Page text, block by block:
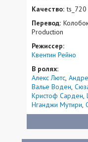
Качество:
Перевод:
Production
Режиссер:
Квентин Рейно
В ролях:
Алекс Лютс
Валье Воден
Кристоф Сарден
Нганджи Мутири